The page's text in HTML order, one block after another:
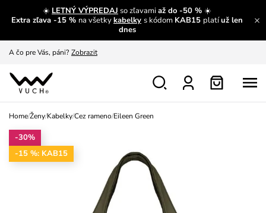
☀️ LETNÝ VÝPREDAJ so zľavamiaž do -50 % ☀️
Extra zľava -15 % na všetkykabelky s kódom KAB15 platíuž len
dnes
Prečítať viac
A čo pre Vás, páni? Zobrazit
S čím chybu neurobíš?
Nech sa inšpirovať Zobraziť
Home/Ženy/Kabelky/Cez rameno/Eileen Green
-30%
-15 %: KAB15